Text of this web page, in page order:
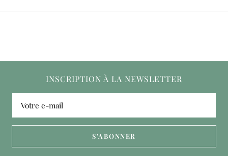
INSCRIPTION À LA NEWSLETTER
Votre e-mail
S'ABONNER